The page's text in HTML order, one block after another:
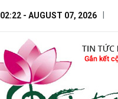
02:22 - AUGUST 07, 2026